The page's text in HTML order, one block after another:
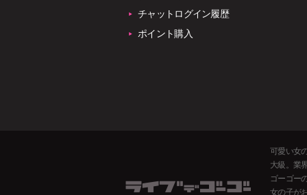
チャットログイン履歴
ポイント購入
可愛い女
大級。業
ゴーゴー
女の子が